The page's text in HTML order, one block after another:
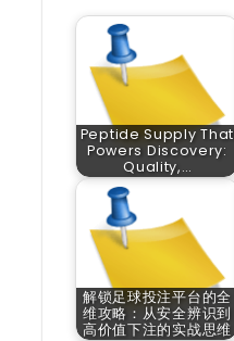
Peptide Supply That
Powers Discovery:
Quality,…
解锁足球投注平台的全
维攻略：从安全辨识到
高价值下注的实战思维